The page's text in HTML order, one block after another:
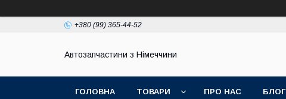
+380 (99) 365-44-52
Автозапчастини з Німеччини
ГОЛОВНА ТОВАРИ ПРО НАС БЛОГ